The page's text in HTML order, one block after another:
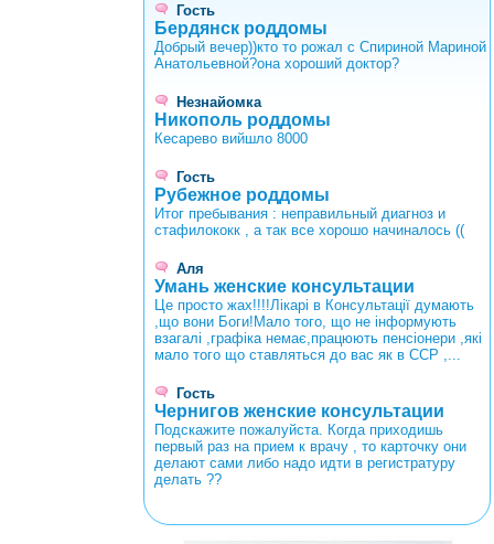
Гость
Бердянск роддомы
Добрый вечер))кто то рожал с Спириной Мариной
Анатольевной?она хороший доктор?
Незнайомка
Никополь роддомы
Кесарево вийшло 8000
Гость
Рубежное роддомы
Итог пребывания : неправильный диагноз и
стафилококк , а так все хорошо начиналось ((
Аля
Умань женские консультации
Це просто жах!!!!Лікарі в Консультації думають
,що вони Боги!Мало того, що не інформують
взагалі ,графіка немає,працюють пенсіонери ,які
мало того що ставляться до вас як в ССР ,...
Гость
Чернигов женские консультации
Подскажите пожалуйста. Когда приходишь
первый раз на прием к врачу , то карточку они
делают сами либо надо идти в регистратуру
делать ??